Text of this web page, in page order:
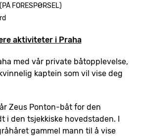
FORESPØRSEL)
aktiviteter i Praha
med vår private båtopplevelse,
kaptein som vil vise deg
Zeus Ponton-båt for den
i den tsjekkiske hovedstaden. I
gammel mann til å vise